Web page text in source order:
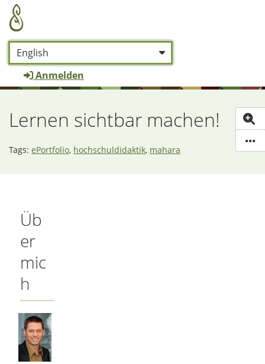
Zum Hauptinhalt zurückspringen
Sprache:
Anmelden
Lernen sichtbar machen!
Tags: ePortfolio, hochschuldidaktik, mahara
Üb
er
mic
h